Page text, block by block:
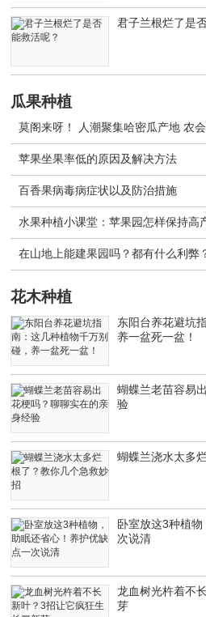
君子兰根烂了是
瓜果种植
莫阁来呀！ 人潮聚集哈密瓜产地 农
苹果坐果率低的原因及解决方法
百香果病毒病症状以及防治措施
水果种植小课堂：苹果园怎样保持高
在山地上能建果园吗？都有什么利弊
花木种植
东阳台养花避坑
养一盆死一盆！
蝴蝶兰老苗容易
验
蝴蝶兰浇水太多
卧室放这3种植
次说清
龙血树光杵着不
芽